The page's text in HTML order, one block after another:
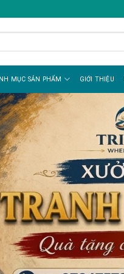
MỤC SẢN PHẨM GIỚI THIỆU